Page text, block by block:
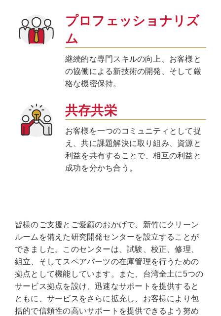
プロフェッショナリズ
ム
継続的な専門スキルの向上、お客様と
の協働による新技術の開発、そして厳
格な機密保持。
共存共栄
お客様を一つのコミュニティとして捉
え、共に課題解決に取り組み、資源と
利益を共有することで、相互の利益と
成功を分かち合う。
皆様のご支援とご愛顧のおかげで、新竹にクリーン
ルームを備えた研究開発センターを設立することが
できました。このセンターは、試験、校正、修理、
組立、そしてスペアパーツの在庫管理を行うための
拠点として機能しています。また、台湾全土に5つの
サービス拠点を設け、迅速なサポートを提供すると
ともに、サービスをさらに拡充し、お客様により包
括的で信頼性の高いサポートを提供できるよう努め